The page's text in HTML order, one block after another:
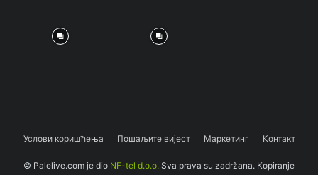
Услови коришћења Пошаљите вијест Маркетинг Контакт
© Palelive.com je dio NF-tel d.o.o. Sva prava su zadržana. Kopiranje